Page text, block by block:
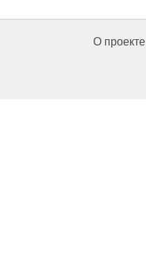
О проекте